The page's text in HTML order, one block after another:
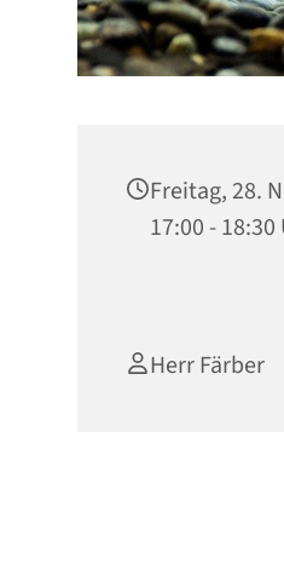
Freitag, 28.
17:00 - 18:30
Herr Färber